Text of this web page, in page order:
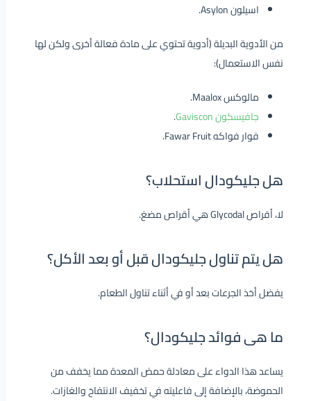
اسيلون Asylon.
من الأدوية البديلة (أدوية تحتوي على مادة فعالة أخرى ولكن لها
نفس الاستعمال):
مالوكس Maalox.
جافيسكون Gaviscon
.
فوار فواكه Fawar Fruit.
هل جليكودال استحلاب؟
لا، أقراص Glycodal هي أقراص مضغ.
هل يتم تناول جليكودال قبل أو بعد الأكل؟
يفضل أخذ الجرعات بعد أو في أثناء تناول الطعام.
ما هى فوائد جليكودال؟
يساعد هذا الدواء على معادلة حمض المعدة مما يخفف من
الحموضة، بالإضافة إلى فاعليته في تخفيف الانتفاخ والغازات.